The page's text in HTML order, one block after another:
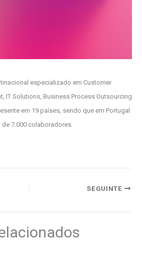
especializado em Customer
IT Solutions, Business Process Outsourcing
em 19 países, sendo que em Portugal
7.000 colaboradores.
SEGUINTE